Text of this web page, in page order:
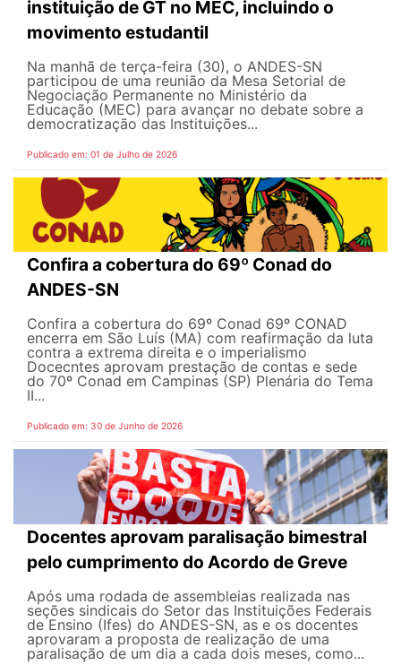
instituição de GT no MEC, incluindo o
movimento estudantil
Na manhã de terça-feira (30), o ANDES-SN
participou de uma reunião da Mesa Setorial de
Negociação Permanente no Ministério da
Educação (MEC) para avançar no debate sobre a
democratização das Instituições...
Publicado em: 01 de Julho de 2026
Confira a cobertura do 69º Conad do
ANDES-SN
Confira a cobertura do 69º Conad 69º CONAD
encerra em São Luís (MA) com reafirmação da luta
contra a extrema direita e o imperialismo
Docecntes aprovam prestação de contas e sede
do 70º Conad em Campinas (SP) Plenária do Tema
II...
Publicado em: 30 de Junho de 2026
Docentes aprovam paralisação bimestral
pelo cumprimento do Acordo de Greve
Após uma rodada de assembleias realizada nas
seções sindicais do Setor das Instituições Federais
de Ensino (Ifes) do ANDES-SN, as e os docentes
aprovaram a proposta de realização de uma
paralisação de um dia a cada dois meses, como...